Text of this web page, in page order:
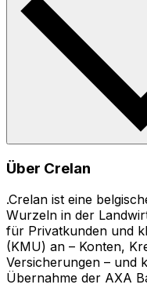
Über Crelan
.Crelan ist eine
Wurzeln in der
für Privatkunden und
(KMU) an – Konten,
Versicherungen – und
Übernahme der AXA